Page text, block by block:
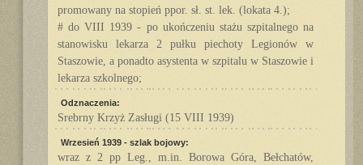
promowany na stopień ppor. sł. st. lek. (lokata 4.);
# do VIII 1939 - po ukończeniu stażu szpitalnego na
stanowisku lekarza 2 pułku piechoty Legionów w
Staszowie, a ponadto asystenta w szpitalu w Staszowie i
lekarza szkolnego;
Odznaczenia:
Srebrny Krzyż Zasługi (15 VIII 1939)
Wrzesień 1939 - szlak bojowy:
wraz z 2 pp Leg., m.in. Borowa Góra, Bełchatów,